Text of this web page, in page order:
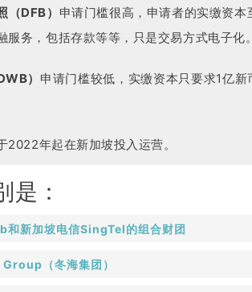
（DFB） 申请门槛很高，申请者的实缴资
服务，包括存款等等，只是交易方式电子化
） 申请门槛较低，实缴资本只要求1亿
2022年起在新加坡投入运营。
是：
和新加坡电信SingTel的组合财团
（冬海集团）